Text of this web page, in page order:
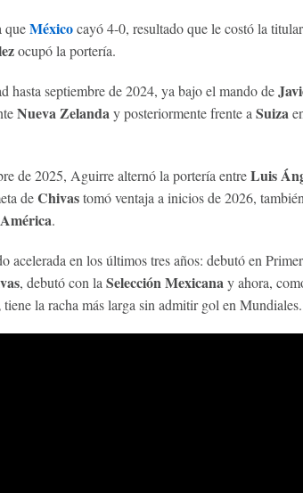
queMéxicocayó 4-0, resultado que le costó la
ocupó la portería.
hasta septiembre de 2024, ya bajo el mando de
Nueva Zelanday posteriormente frente aSuiza
de 2025, Aguirre alternó la portería entreLuis
deChivastomó ventaja a inicios de 2026,
América.
acelerada en los últimos tres años: debutó en
, debutó con laSelección Mexicanay ahora,
tiene la racha más larga sin admitir gol en Mundiales.